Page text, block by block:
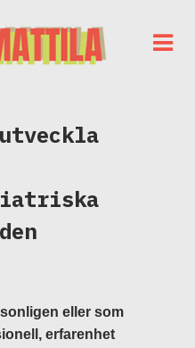
eller som
erfarenhet